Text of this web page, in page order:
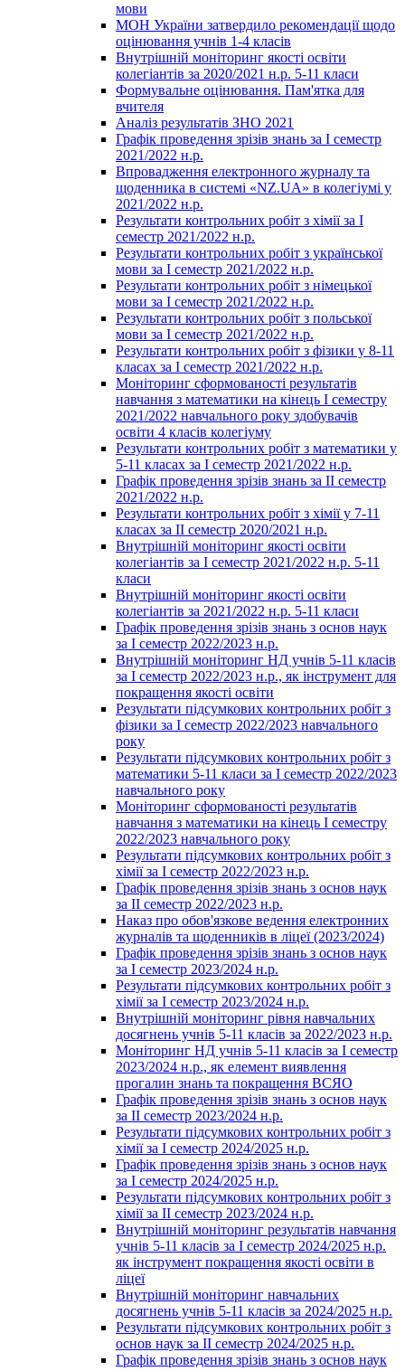
мови
МОН України затвердило рекомендації щодо
оцінювання учнів 1-4 класів
Внутрішній моніторинг якості освіти
колегіантів за 2020/2021 н.р. 5-11 класи
Формувальне оцінювання. Пам'ятка для
вчителя
Аналіз результатів ЗНО 2021
Графік проведення зрізів знань за І семестр
2021/2022 н.р.
Впровадження електронного журналу та
щоденника в системі «NZ.UA» в колегіумі у
2021/2022 н.р.
Результати контрольних робіт з хімії за І
семестр 2021/2022 н.р.
Результати контрольних робіт з української
мови за І семестр 2021/2022 н.р.
Результати контрольних робіт з німецької
мови за І семестр 2021/2022 н.р.
Результати контрольних робіт з польської
мови за І семестр 2021/2022 н.р.
Результати контрольних робіт з фізики у 8-11
класах за І семестр 2021/2022 н.р.
Моніторинг сформованості результатів
навчання з математики на кінець І семестру
2021/2022 навчального року здобувачів
освіти 4 класів колегіуму
Результати контрольних робіт з математики у
5-11 класах за І семестр 2021/2022 н.р.
Графік проведення зрізів знань за ІІ семестр
2021/2022 н.р.
Результати контрольних робіт з хімії у 7-11
класах за ІІ семестр 2020/2021 н.р.
Внутрішній моніторинг якості освіти
колегіантів за І семестр 2021/2022 н.р. 5-11
класи
Внутрішній моніторинг якості освіти
колегіантів за 2021/2022 н.р. 5-11 класи
Графік проведення зрізів знань з основ наук
за І семестр 2022/2023 н.р.
Внутрішній моніторинг НД учнів 5-11 класів
за І семестр 2022/2023 н.р., як інструмент для
покращення якості освіти
Результати підсумкових контрольних робіт з
фізики за І семестр 2022/2023 навчального
року
Результати підсумкових контрольних робіт з
математики 5-11 класи за І семестр 2022/2023
навчального року
Моніторинг сформованості результатів
навчання з математики на кінець І семестру
2022/2023 навчального року
Результати підсумкових контрольних робіт з
хімії за І семестр 2022/2023 н.р.
Графік проведення зрізів знань з основ наук
за ІІ семестр 2022/2023 н.р.
Наказ про обов'язкове ведення електронних
журналів та щоденників в ліцеї (2023/2024)
Графік проведення зрізів знань з основ наук
за І семестр 2023/2024 н.р.
Результати підсумкових контрольних робіт з
хімії за І семестр 2023/2024 н.р.
Внутрішній моніторинг рівня навчальних
досягнень учнів 5-11 класів за 2022/2023 н.р.
Моніторинг НД учнів 5-11 класів за І семестр
2023/2024 н.р., як елемент виявлення
прогалин знань та покращення ВСЯО
Графік проведення зрізів знань з основ наук
за ІІ семестр 2023/2024 н.р.
Результати підсумкових контрольних робіт з
хімії за І семестр 2024/2025 н.р.
Графік проведення зрізів знань з основ наук
за І семестр 2024/2025 н.р.
Результати підсумкових контрольних робіт з
хімії за ІІ семестр 2023/2024 н.р.
Внутрішній моніторинг результатів навчання
учнів 5-11 класів за І семестр 2024/2025 н.р.
як інструмент покращення якості освіти в
ліцеї
Внутрішній моніторинг навчальних
досягнень учнів 5-11 класів за 2024/2025 н.р.
Результати підсумкових контрольних робіт з
основ наук за ІІ семестр 2024/2025 н.р.
Графік проведення зрізів знань з основ наук